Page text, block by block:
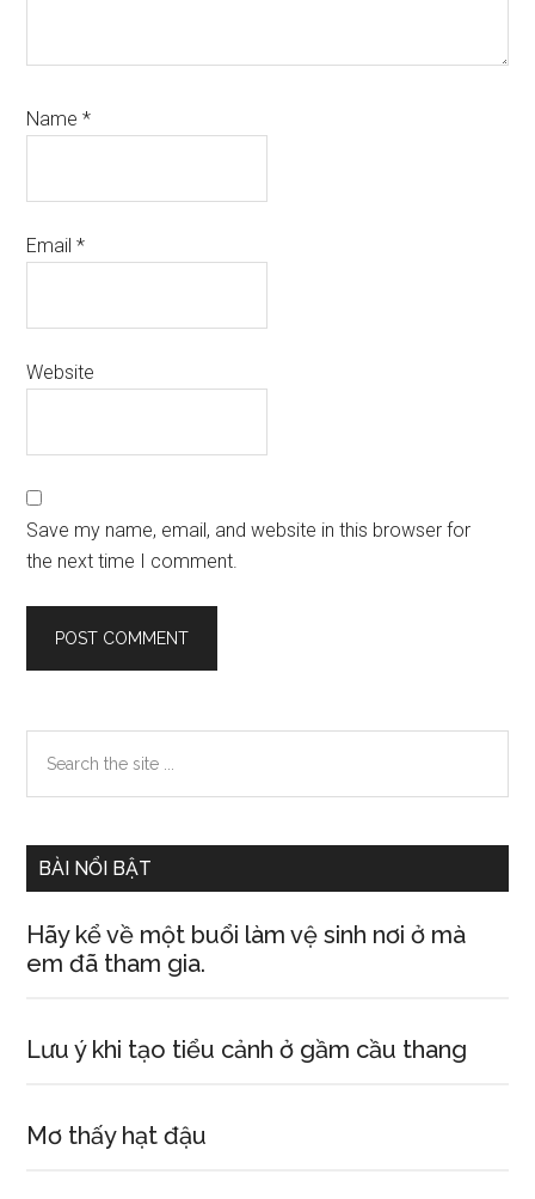
Name*
Email*
Website
Save my name, email, and website in this browser for
the next time I comment.
Primary
Sidebar
the
BÀI NỔI BẬT
Hãy kể về một buổi làm vệ sinh nơi ở mà
em đã tham gia.
Lưu ý khi tạo tiểu cảnh ở gầm cầu thang
Mơ thấy hạt đậu